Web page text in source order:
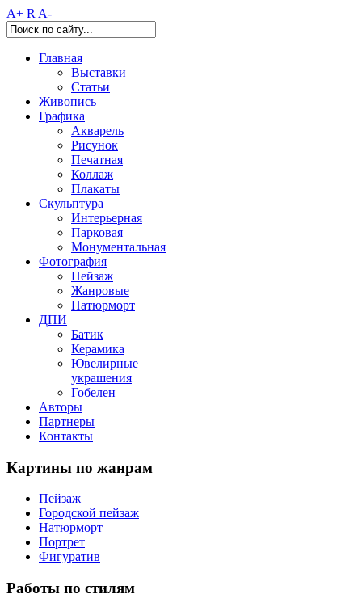
A+ R A-
Главная
Выставки
Статьи
Живопись
Графика
Акварель
Рисунок
Печатная
Коллаж
Плакаты
Скульптура
Интерьерная
Парковая
Монументальная
Фотография
Пейзаж
Жанровые
Натюрморт
ДПИ
Батик
Керамика
Ювелирные
украшения
Гобелен
Авторы
Партнеры
Контакты
Картины по жанрам
Пейзаж
Городской пейзаж
Натюрморт
Портрет
Фигуратив
Работы по стилям